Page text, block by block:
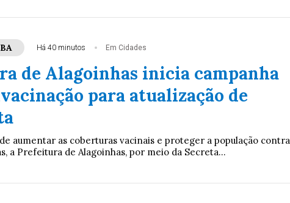
Há 40 minutos Em Cidades
de Alagoinhas inicia campanha
para atualização de
aumentar as coberturas vacinais e proteger a população contra
a Prefeitura de Alagoinhas, por meio da Secreta...